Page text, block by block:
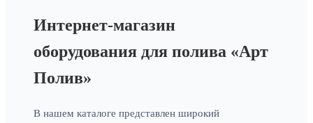
Интернет-магазин
оборудования для полива «Арт
Полив»
В нашем каталоге представлен широкий